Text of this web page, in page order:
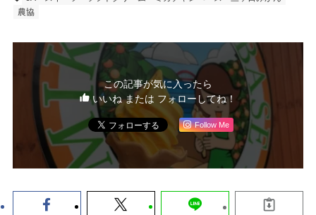
農協
この記事が気に入ったら
いいね または フォローしてね！
Follow Me